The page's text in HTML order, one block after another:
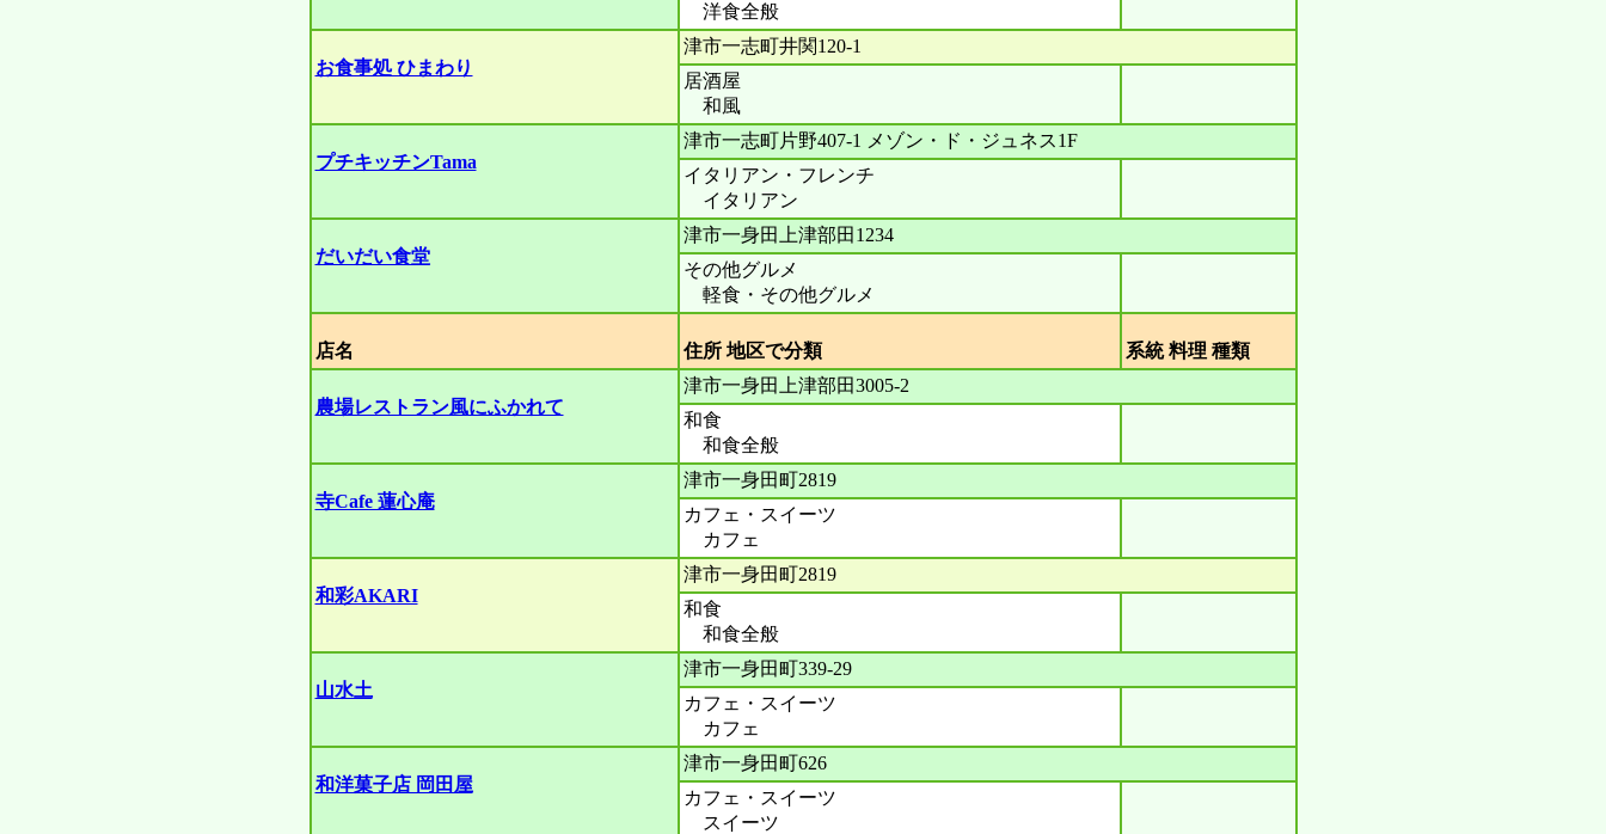
洋食全般
お食事処 ひまわり
津市一志町井関120-1
居酒屋
和風
プチキッチンTama
津市一志町片野407-1 メゾン・ド・ジュネス1F
イタリアン・フレンチ
イタリアン
だいだい食堂
津市一身田上津部田1234
その他グルメ
軽食・その他グルメ
店名 住所 地区で分類 系統 料理 種類
農場レストラン風にふかれて
津市一身田上津部田3005-2
和食
和食全般
寺Cafe 蓮心庵
津市一身田町2819
カフェ・スイーツ
カフェ
和彩AKARI
津市一身田町2819
和食
和食全般
山水土
津市一身田町339-29
カフェ・スイーツ
カフェ
和洋菓子店 岡田屋
津市一身田町626
カフェ・スイーツ
スイーツ